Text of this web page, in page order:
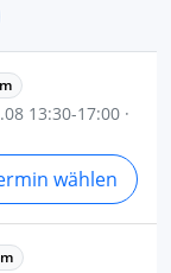
13:30-17:00 ·
wählen